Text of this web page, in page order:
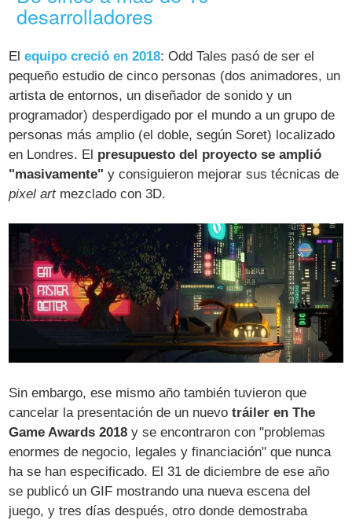
desarrolladores
Elequipo creció en 2018: Odd Tales pasó de ser el
pequeño estudio de cinco personas (dos animadores, un
artista de entornos, un diseñador de sonido y un
programador) desperdigado por el mundo a un grupo de
personas más amplio (el doble, según Soret) localizado
en Londres. El presupuesto del proyecto se amplió
"masivamente" y consiguieron mejorar sus técnicas de
pixel artmezclado con 3D.
Sin embargo, ese mismo año también tuvieron que
cancelar la presentación de un nuevotráiler en The
Game Awards 2018 y se encontraron con "problemas
enormes de negocio, legales y financiación" que nunca
ha se han especificado. El 31 de diciembre de ese año
se publicó un GIF mostrando una nueva escena del
juego, y tres días después, otro donde demostraba